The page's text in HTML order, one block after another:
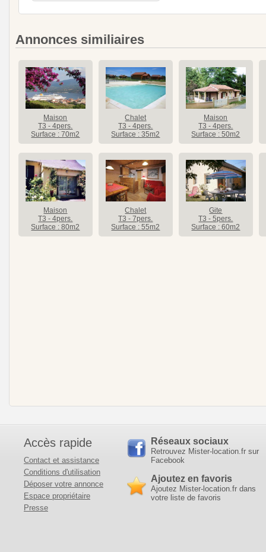
Annonces similiaires
Maison
T3 - 4pers.
Surface : 70m2
Chalet
T3 - 4pers.
Surface : 35m2
Maison
T3 - 4pers.
Surface : 50m2
Maison
T3 - 4pers.
Surface : 80m2
Chalet
T3 - 7pers.
Surface : 55m2
Gite
T3 - 5pers.
Surface : 60m2
Accès rapide
Contact et assistance
Conditions d'utilisation
Déposer votre annonce
Espace propriétaire
Presse
Réseaux sociaux
Retrouvez Mister-location.fr sur
Facebook
Ajoutez en favoris
Ajoutez Mister-location.fr dans
votre liste de favoris